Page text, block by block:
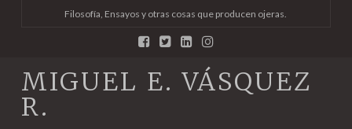
Filosofía, Ensayos y otras cosas que producen ojeras.
MIGUEL E. VÁSQUEZ
R.